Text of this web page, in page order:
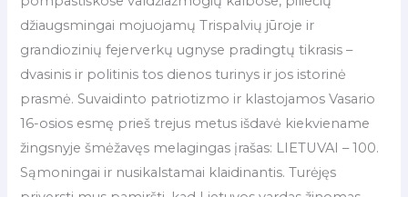
džiaugsmingai mojuojamų Trispalvių jūroje ir
grandiozinių fejerverkų ugnyse pradingtų tikrasis –
dvasinis ir politinis tos dienos turinys ir jos istorinė
prasmė. Suvaidinto patriotizmo ir klastojamos Vasario
16-osios esmę prieš trejus metus išdavė kiekviename
žingsnyje šmėžavęs melagingas įrašas: LIETUVAI – 100.
Sąmoningai ir nusikalstamai klaidinantis. Turėjęs